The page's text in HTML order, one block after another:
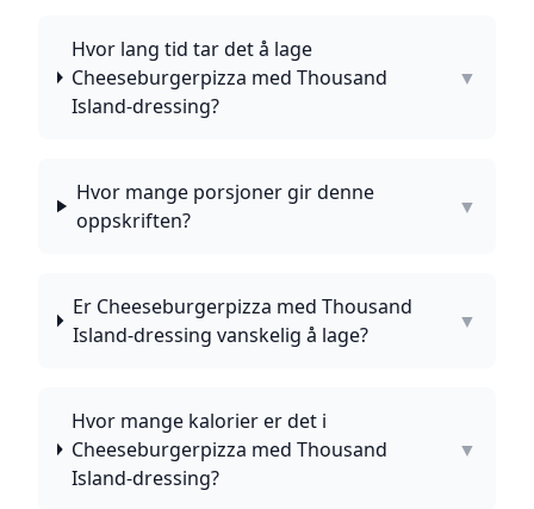
Hvor lang tid tar det å lage
Cheeseburgerpizza med Thousand
Island-dressing?
▼
Hvor mange porsjoner gir denne
oppskriften?
▼
Er Cheeseburgerpizza med Thousand
Island-dressing vanskelig å lage?
▼
Hvor mange kalorier er det i
Cheeseburgerpizza med Thousand
Island-dressing?
▼